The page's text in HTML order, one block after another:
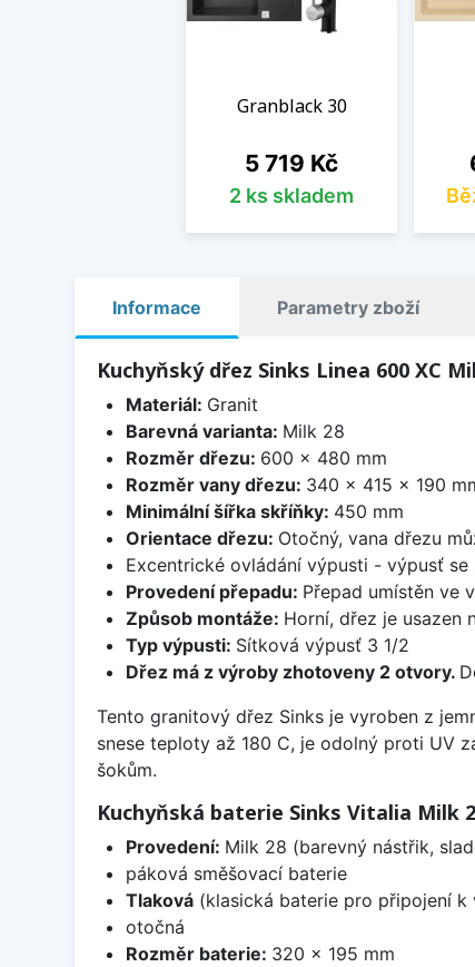
Granblack 30
Cena
5 719 Kč
2 ks skladem
Informace Parametry zboží
Kuchyňský dřez Sinks Linea 600 XC
Materiál: Granit
Barevná varianta: Milk 28
Rozměr dřezu: 600 x 480 mm
Rozměr vany dřezu: 340 x 415 x 190
Minimální šířka skříňky: 450 mm
Orientace dřezu: Otočný, vana dřezu
Excentrické ovládání výpusti - výpusť
Provedení přepadu: Přepad umístěn ve
Způsob montáže: Horní, dřez je usazen
Typ výpusti: Sítková výpusť 3 1/2
Dřez má z výroby zhotoveny 2 otvory.
Tento granitový dřez Sinks je vyroben z
snese teploty až 180 C, je odolný proti UV
šokům.
Kuchyňská baterie Sinks Vitalia Milk
Provedení: Milk 28 (barevný nástřik,
páková směšovací baterie
Tlaková(klasická baterie pro připojení k
otočná
Rozměr baterie: 320 x 195 mm